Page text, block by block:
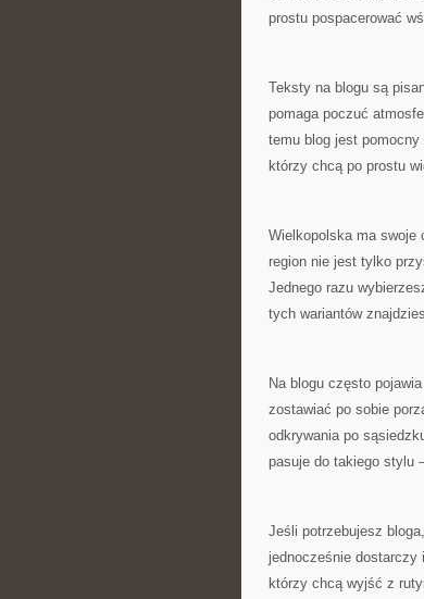
prostu pospacerować
Teksty na blogu są
pomaga poczuć
temu blog jest
którzy chcą po prostu
Wielkopolska ma swoje
region nie jest tylko
Jednego razu
tych wariantów
Na blogu często
zostawiać po sobie
odkrywania po
pasuje do takiego stylu
Jeśli potrzebujesz
jednocześnie
którzy chcą wyjść z